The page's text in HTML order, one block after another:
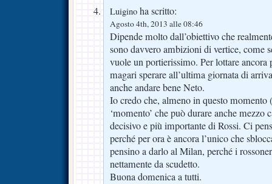
Luigino ha scritto:
Agosto 4th, 2013 alle 08:46
Dipende molto dall’obiettivo che
sono davvero ambizioni di vertice, come
vuole un portierissimo. Per lottare ancora
magari sperare all’ultima giornata di
anche andare bene Neto.
Io credo che, almeno in questo momento
‘momento’ che può durare anche
decisivo e più importante di Rossi. Ci
perché per ora è ancora l’unico che
pensino a darlo al Milan, perché i
nettamente da scudetto.
Buona domenica a tutti.